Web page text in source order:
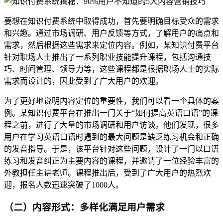
要想在知识付费系统中取得成功，首先要明确目标受众的需求
和兴趣。通过市场调研、用户反馈等方式，了解用户的痛点和
需求，然后根据这些需求来定位内容。例如，某知识付费平台
针对职场人士推出了一系列职业技能提升课程，包括沟通技
巧、时间管理、领导力等，这些课程都是根据职场人士的实际
需求而设计的，因此受到了广大用户的欢迎。
为了更好地说明内容定位的重要性，我们可以看一个具体的案
例。某知识付费平台在推出一门关于“如何提高英语口语”的课
程之前，进行了大量的市场调研和用户访谈。他们发现，很多
用户在学习英语口语时遇到的最大问题是缺乏练习机会和正确
的发音指导。于是，该平台针对这些问题，设计了一门以口语
练习和发音纠正为主要内容的课程，并邀请了一位经验丰富的
外教担任主讲老师。课程推出后，受到了广大用户的热烈欢
迎，报名人数迅速突破了1000人。
（二）内容形式：多样化满足用户需求